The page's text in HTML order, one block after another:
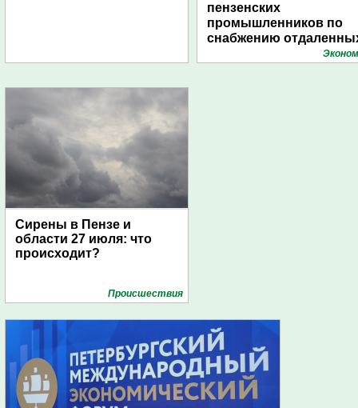
пензенских
промышленников по
снабжению
поселений с помощью
Сирены в Пензе и
области 27 июля: что
происходит?
Проиcшествия